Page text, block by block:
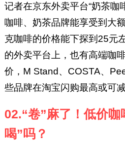
记者在京东外卖平台“奶茶咖
咖啡、奶茶品牌能享受到大
克咖啡的价格能下探到25元
的外卖平台上，也有高端咖
价，M Stand、COSTA、
些品牌在淘宝闪购最高或可减
02.“卷”麻了！低价
喝”吗？